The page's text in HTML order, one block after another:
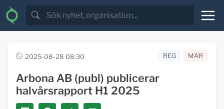
2025-08-28 08:30 REG MAR
Arbona AB (publ) publicerar
halvårsrapport H1 2025